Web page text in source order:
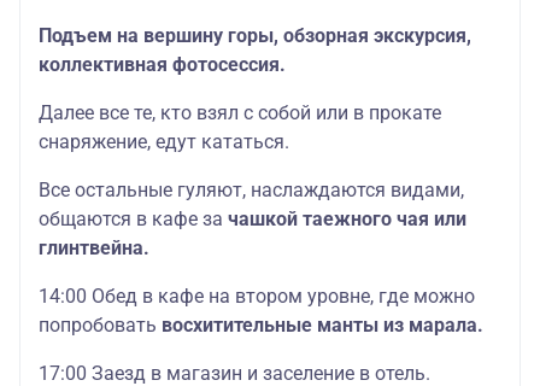
Подъем на вершину горы, обзорная экскурсия,
коллективная фотосессия.
Далее все те, кто взял с собой или в прокате
снаряжение, едут кататься.
Все остальные гуляют, наслаждаются видами,
общаются в кафе за чашкой таежного чая или
глинтвейна.
14:00 Обед в кафе на втором уровне, где можно
попробовать восхитительные манты из марала.
17:00 Заезд в магазин и заселение в отель.